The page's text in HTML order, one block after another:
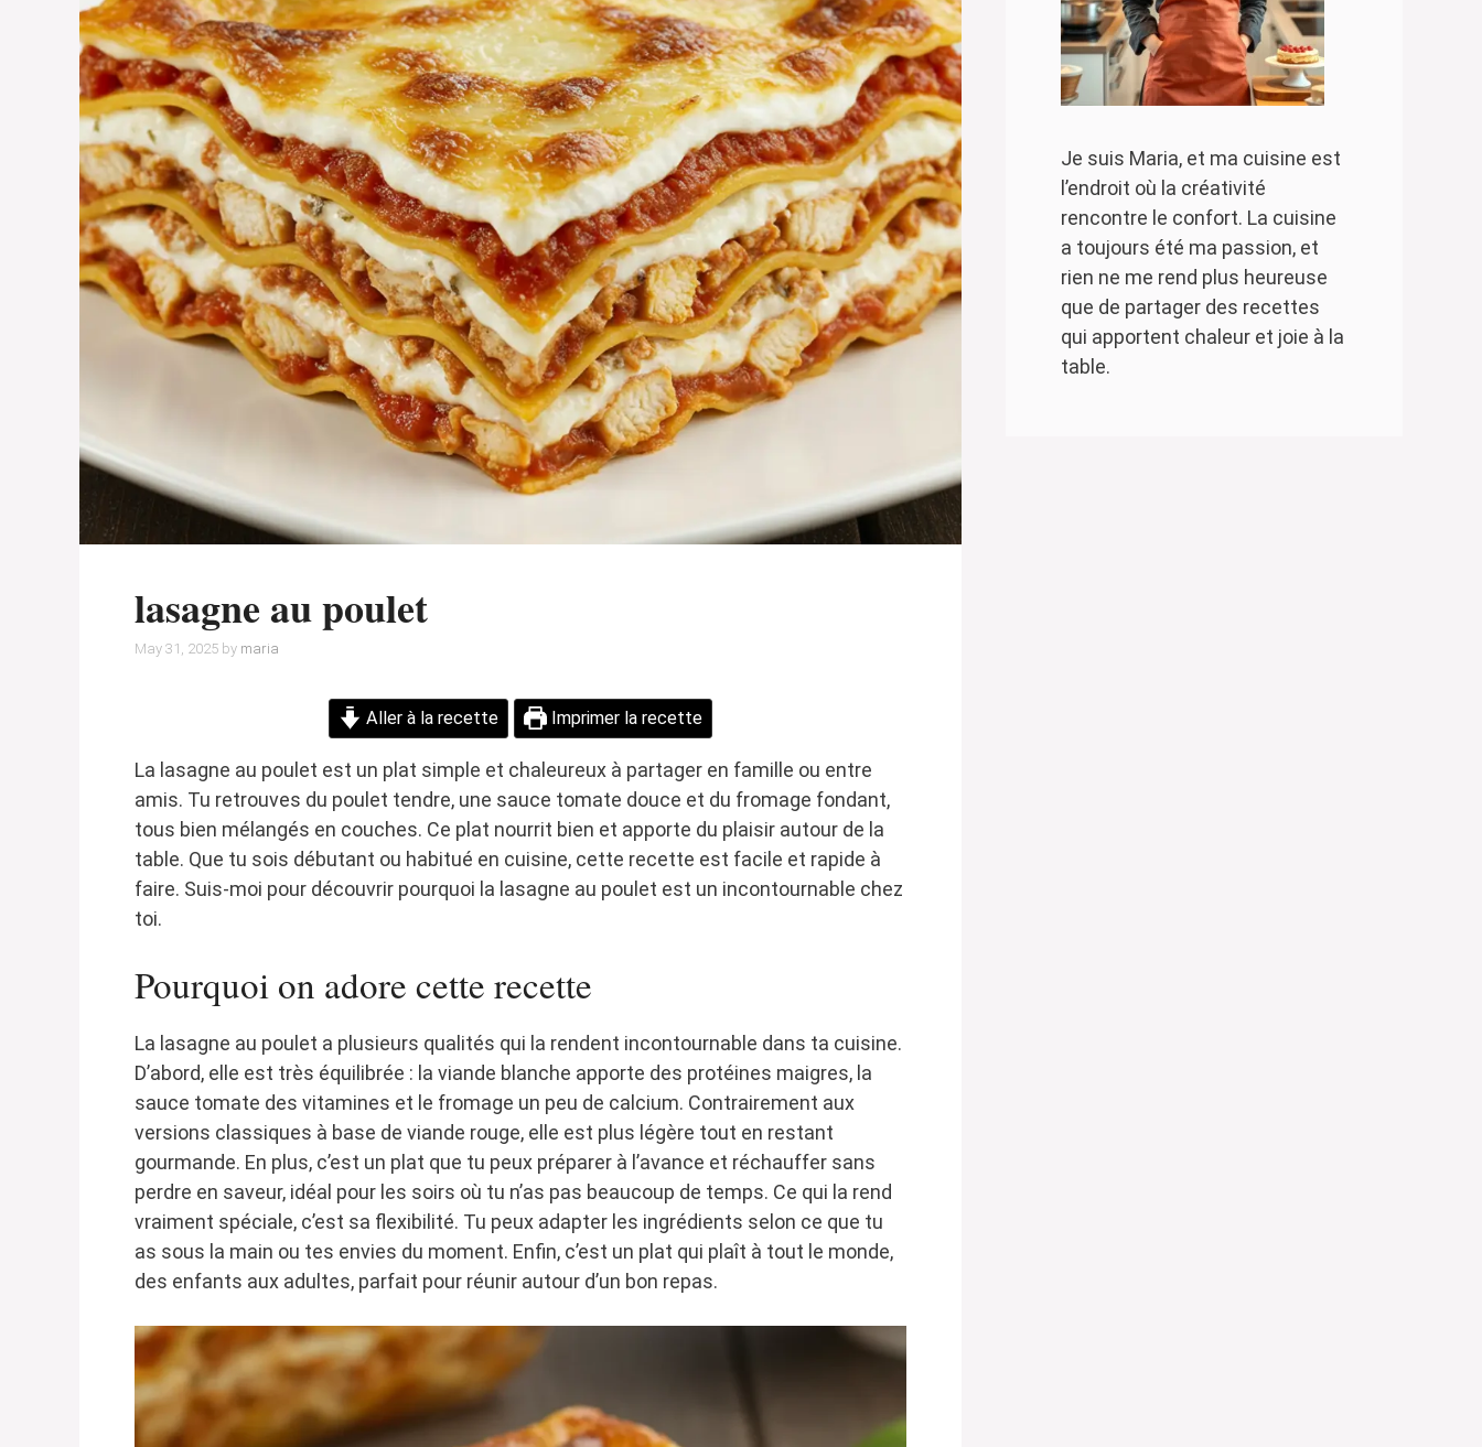
lasagne au poulet
May 31, 2025 by maria
Aller à la recette Imprimer la recette
La lasagne au poulet est un plat simple et chaleureux à partager en famille ou entre
amis. Tu retrouves du poulet tendre, une sauce tomate douce et du fromage fondant,
tous bien mélangés en couches. Ce plat nourrit bien et apporte du plaisir autour de la
table. Que tu sois débutant ou habitué en cuisine, cette recette est facile et rapide à
faire. Suis-moi pour découvrir pourquoi la lasagne au poulet est un incontournable chez
toi.
Pourquoi on adore cette recette
La lasagne au poulet a plusieurs qualités qui la rendent incontournable dans ta cuisine.
D’abord, elle est très équilibrée : la viande blanche apporte des protéines maigres, la
sauce tomate des vitamines et le fromage un peu de calcium. Contrairement aux
versions classiques à base de viande rouge, elle est plus légère tout en restant
gourmande. En plus, c’est un plat que tu peux préparer à l’avance et réchauffer sans
perdre en saveur, idéal pour les soirs où tu n’as pas beaucoup de temps. Ce qui la rend
vraiment spéciale, c’est sa flexibilité. Tu peux adapter les ingrédients selon ce que tu
as sous la main ou tes envies du moment. Enfin, c’est un plat qui plaît à tout le monde,
des enfants aux adultes, parfait pour réunir autour d’un bon repas.
Je suis Maria, et ma cuisine est
l’endroit où la créativité
rencontre le confort. La cuisine
a toujours été ma passion, et
rien ne me rend plus heureuse
que de partager des recettes
qui apportent chaleur et joie à la
table.